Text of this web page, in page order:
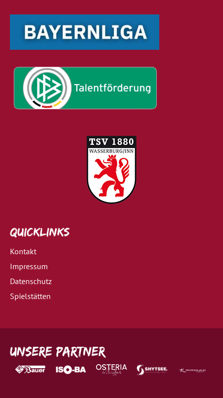
Quicklinks
Kontakt
Impressum
Datenschutz
Spielstätten
Unsere Partner